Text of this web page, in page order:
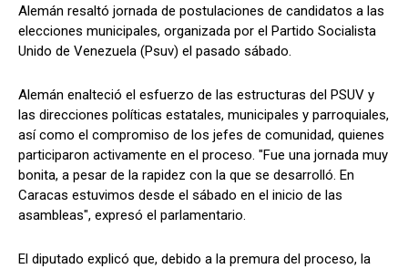
Alemán resaltó jornada de postulaciones de candidatos a las
elecciones municipales, organizada por el Partido Socialista
Unido de Venezuela (Psuv) el pasado sábado.
Alemán enalteció el esfuerzo de las estructuras del PSUV y
las direcciones políticas estatales, municipales y parroquiales,
así como el compromiso de los jefes de comunidad, quienes
participaron activamente en el proceso. "Fue una jornada muy
bonita, a pesar de la rapidez con la que se desarrolló. En
Caracas estuvimos desde el sábado en el inicio de las
asambleas", expresó el parlamentario.
El diputado explicó que, debido a la premura del proceso, la